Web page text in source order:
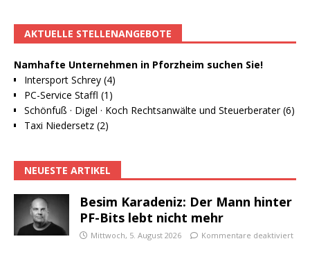
AKTUELLE STELLENANGEBOTE
Namhafte Unternehmen in Pforzheim suchen Sie!
Intersport Schrey (4)
PC-Service Staffl (1)
Schönfuß · Digel · Koch Rechtsanwälte und Steuerberater (6)
Taxi Niedersetz (2)
NEUESTE ARTIKEL
Besim Karadeniz: Der Mann hinter
PF-Bits lebt nicht mehr
Mittwoch, 5. August 2026 Kommentare deaktiviert